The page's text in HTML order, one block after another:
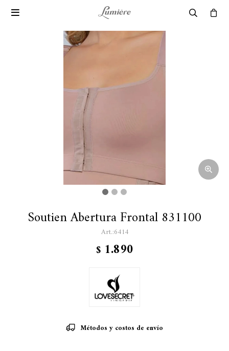

Soutien Abertura Frontal 831100
6414
$ 1.890
Métodos y costos de envío